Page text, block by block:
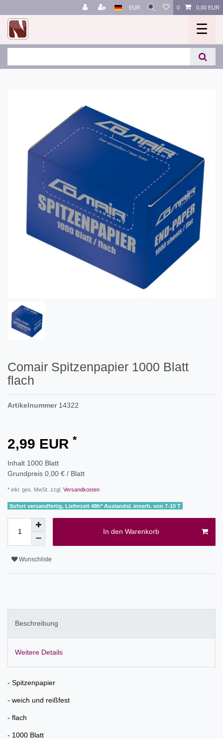
EUR 0 0,00 EUR
☰
Comair Spitzenpapier 1000 Blatt
flach
Artikelnummer 14322
2,99 EUR *
Inhalt 1000 Blatt
Grundpreis 0,00 € / Blatt
* inkl. ges. MwSt. zzgl. Versandkosten
Sofort versandfertig, Lieferzeit 48h* Auslandsl. innerh. von 7-10 T
In den Warenkorb
Wunschliste
Beschreibung
Weitere Details
- Spitzenpapier
- weich und reißfest
- flach
- 1000 Blatt